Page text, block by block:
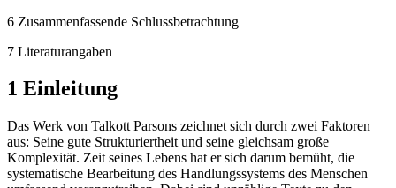
6 Zusammenfassende Schlussbetrachtung
7 Literaturangaben
1 Einleitung
Das Werk von Talkott Parsons zeichnet sich durch zwei Faktoren
aus: Seine gute Strukturiertheit und seine gleichsam große
Komplexität. Zeit seines Lebens hat er sich darum bemüht, die
systematische Bearbeitung des Handlungssystems des Menschen